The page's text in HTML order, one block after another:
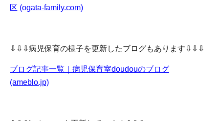
区 (ogata-family.com)
⇩⇩⇩病児保育の様子を更新したブログもあります⇩⇩⇩
ブログ記事一覧｜病児保育室doudouのブログ
(ameblo.jp)